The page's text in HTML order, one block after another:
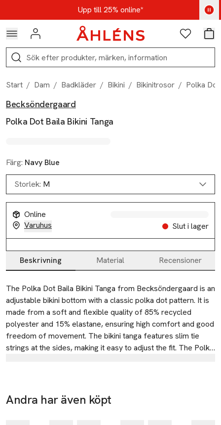
Hoppa till navigationsmenynUpp till 25% online*
Kod: AUG25 - Shoppa nu
Logga in Favoriter
Sök
Start / Dam / Badkläder / Bikini / Bikinitrosor / Polka Dot
Produktbilder
Hoppa över bildspelet
Becksöndergaard
Polka Dot Baila Bikini Tanga
Färg: Navy Blue
Storlek: M
Online
Varuhus
Slut i lager
Produktinformation
Beskrivning Material Recensioner
Beskrivning
The Polka Dot Baila Bikini Tanga from Becksöndergaard is an
adjustable bikini bottom with a classic polka dot pattern. It is
made from a soft and flexible quality of 85% recycled
polyester and 15% elastane, ensuring high comfort and good
freedom of movement. The bikini tanga features slim tie
strings at the sides, making it easy to adjust the fit. The Polka
Emdrupvej 26D
2100 Copenhagen
Andra har även köpt
-17%